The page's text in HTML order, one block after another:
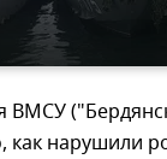
ВМСУ
как нарушили